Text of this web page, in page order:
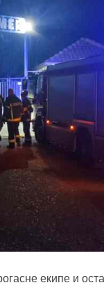
екипе и